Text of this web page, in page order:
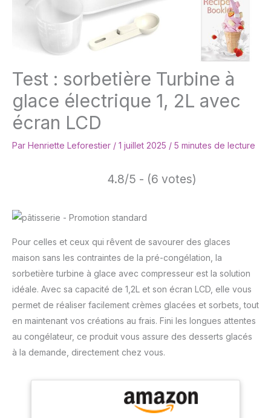
Test : sorbetière Turbine à
glace électrique 1, 2L avec
écran LCD
Par Henriette Leforestier / 1 juillet 2025 / 5 minutes de lecture
4.8/5 - (6 votes)
Pour celles et ceux qui rêvent de savourer des glaces
maison sans les contraintes de la pré-congélation, la
sorbetière turbine à glace avec compresseur est la solution
idéale. Avec sa capacité de 1,2L et son écran LCD, elle vous
permet de réaliser facilement crèmes glacées et sorbets, tout
en maintenant vos créations au frais. Fini les longues attentes
au congélateur, ce produit vous assure des desserts glacés
à la demande, directement chez vous.